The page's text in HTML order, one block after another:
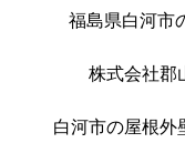
福島県白河市
株式会社郡
白河市の屋根外